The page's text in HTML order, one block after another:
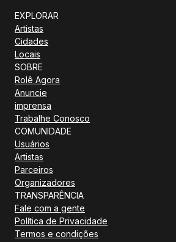
EXPLORAR
Artistas
Cidades
Locais
SOBRE
Rolê Agora
Anuncie
imprensa
Trabalhe Conosco
COMUNIDADE
Usuários
Artistas
Parceiros
Organizadores
TRANSPARÊNCIA
Fale com a gente
Política de Privacidade
Termos e condições